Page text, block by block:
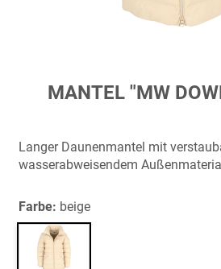
Anfang
springen
MANTEL "MW
Langer Daunenmantel mit
wasserabweisendem
Farbe: beige